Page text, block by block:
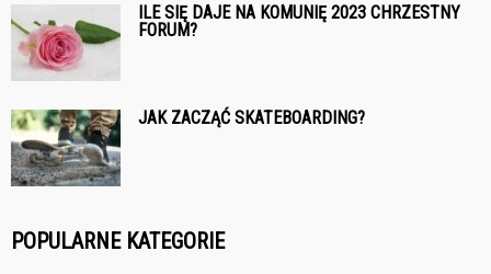
ILE SIĘ DAJE NA KOMUNIĘ 2023 CHRZESTNY
FORUM?
JAK ZACZĄĆ SKATEBOARDING?
POPULARNE KATEGORIE